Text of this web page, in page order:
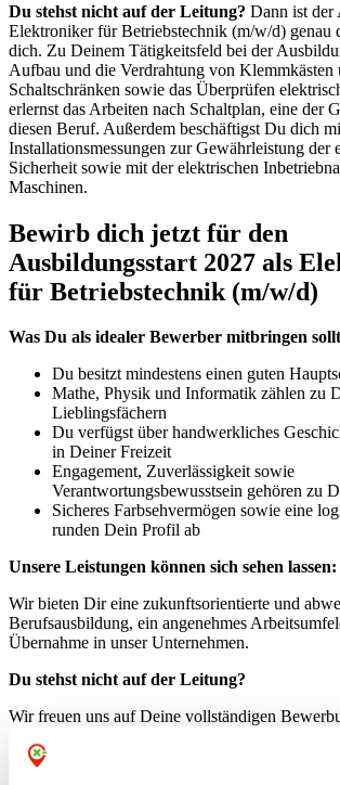
Du stehst nicht auf der Leitung? Dann ist der
Elektroniker für Betriebstechnik (m/w/d) genau
dich. Zu Deinem Tätigkeitsfeld bei der
Aufbau und die Verdrahtung von Klemmkästen
Schaltschränken sowie das Überprüfen
erlernst das Arbeiten nach Schaltplan, eine der
diesen Beruf. Außerdem beschäftigst Du dich
Installationsmessungen zur Gewährleistung der
Sicherheit sowie mit der elektrischen
Maschinen.
Bewirb dich jetzt für den
Ausbildungsstart 2027 als
für Betriebstechnik (m/w/d)
Was Du als idealer Bewerber mitbringen
Du besitzt mindestens einen guten
Mathe, Physik und Informatik zählen zu
Lieblingsfächern
Du verfügst über handwerkliches
in Deiner Freizeit
Engagement, Zuverlässigkeit sowie
Verantwortungsbewusstsein gehören zu
Sicheres Farbsehvermögen sowie eine
runden Dein Profil ab
Unsere Leistungen können sich sehen lassen:
Wir bieten Dir eine zukunftsorientierte und
Berufsausbildung, ein angenehmes
Übernahme in unser Unternehmen.
Du stehst nicht auf der Leitung?
Wir freuen uns auf Deine vollständigen